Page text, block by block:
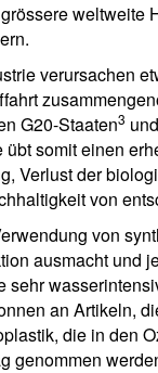
weltweite
verursachen
G20-Staaten3
übt somit einen
Verlust der
von
von
ausmacht und
an Artikeln,
die in den
genommen